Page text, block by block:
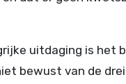
uitdaging is
bewust van de